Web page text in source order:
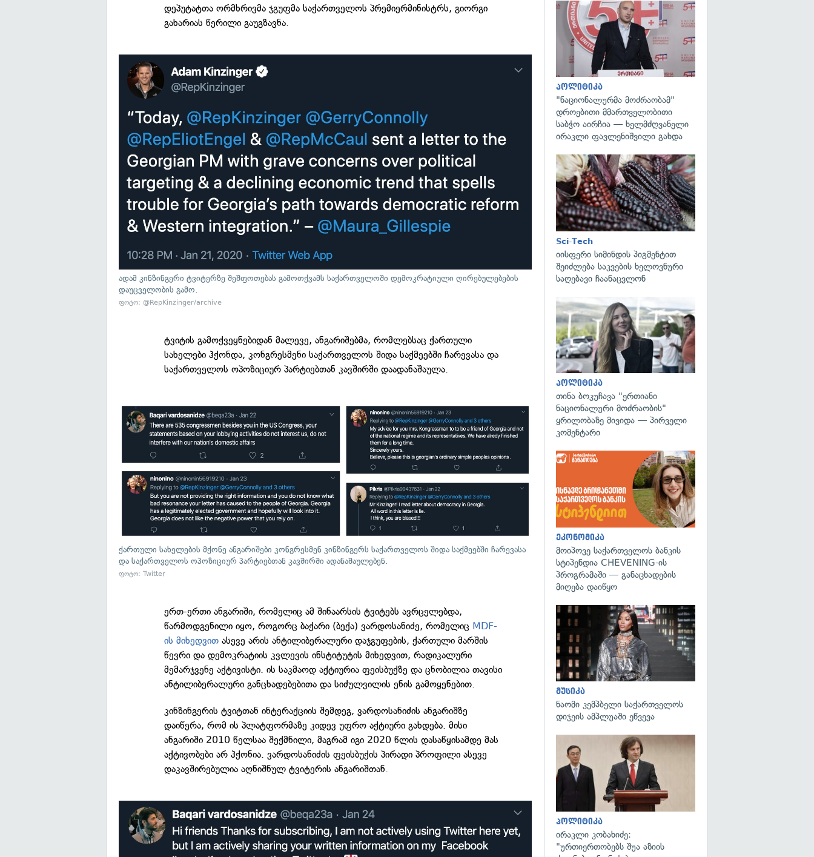
დეპუტატთა ორმხრივმა ჯგუფმა საქართველოს პრემიერმინისტრს, გიორგი
გახარიას წერილი გაუგზავნა.
ადამ კინზინგერი ტვიტერზე შეშფოთებას გამოთქვამს საქართველოში დემოკრატიული ღირებულებების
დაუცველობის გამო.
ფოტო: @RepKinzinger/archive
ტვიტის გამოქვეყნებიდან მალევე, ანგარიშებმა, რომლებსაც ქართული
სახელები ჰქონდა, კონგრესმენი საქართველოს შიდა საქმეებში ჩარევასა და
საქართველოს ოპოზიციურ პარტიებთან კავშირში დაადანაშაულა.
ქართული სახელების მქონე ანგარიშები კონგრესმენ კინზინგერს საქართველოს შიდა საქმეებში ჩარევასა
და საქართველოს ოპოზიციურ პარტიებთან კავშირში ადანაშაულებენ.
ფოტო: Twitter
ერთ-ერთი ანგარიში, რომელიც ამ შინაარსის ტვიტებს ავრცელებდა,
წარმოდგენილი იყო, როგორც ბაქარი (ბექა) ვარდოსანიძე, რომელიც MDF-
ის მიხედვით ასევე არის ანტილიბერალური დაჯგუფების, ქართული მარშის
წევრი და დემოკრატიის კვლევის ინსტიტუტის მიხედვით, რადიკალური
მემარჯვენე აქტივისტი. ის საკმაოდ აქტიურია ფეისბუქზე და ცნობილია თავისი
ანტილიბერალური განცხადებებითა და სიძულვილის ენის გამოყენებით.
კინზინგერის ტვიტთან ინტერაქციის შემდეგ, ვარდოსანიძის ანგარიშზე
დაიწერა, რომ ის პლატფორმაზე კიდევ უფრო აქტიური გახდება. მისი
ანგარიში 2010 წელსაა შექმნილი, მაგრამ იგი 2020 წლის დასაწყისამდე მას
აქტივობები არ ჰქონია. ვარდოსანიძის ფეისბუქის პირადი პროფილი ასევე
დაკავშირებულია აღნიშნულ ტვიტერის ანგარიშთან.
პოლიტიკა
"ნაციონალურმა მოძრაობამ"
დროებითი მმართველობითი
საბჭო აირჩია — ხელმძღვანელი
ირაკლი ფავლენიშვილი გახდა
Sci-Tech
იისფერი სიმინდის პიგმენტით
შეიძლება საკვების ხელოვნური
საღებავი ჩაანაცვლონ
პოლიტიკა
თინა ბოკუჩავა "ერთიანი
ნაციონალური მოძრაობის"
ყრილობაზე მივიდა — პირველი
კომენტარი
ეკონომიკა
მოიპოვე საქართველოს ბანკის
სტიპენდია CHEVENING-ის
პროგრამაში — განაცხადების
მიღება დაიწყო
მუსიკა
ნაომი კემპბელი საქართველოს
დიჯეის ამპლუაში ეწვევა
პოლიტიკა
ირაკლი კობახიძე:
"ურთიერთობებს შუა აზიის